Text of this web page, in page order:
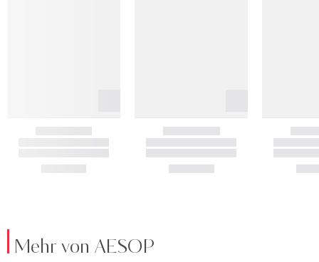
Mehr von AESOP